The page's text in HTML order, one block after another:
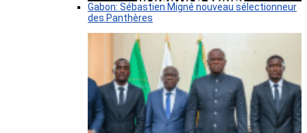
Gabon: Sébastien Migné nouveau sélectionneur
des Panthères